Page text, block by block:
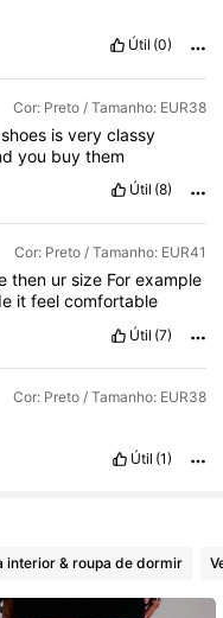
Útil (0)
Cor: Preto / Tamanho: EUR38
shoes is very classy
you buythem
Útil (8)
Cor: Preto / Tamanho: EUR41
then ur size For example
itfeelcomfortable
Útil (7)
Cor: Preto / Tamanho: EUR38
Útil (1)
interior & roupa de dormir